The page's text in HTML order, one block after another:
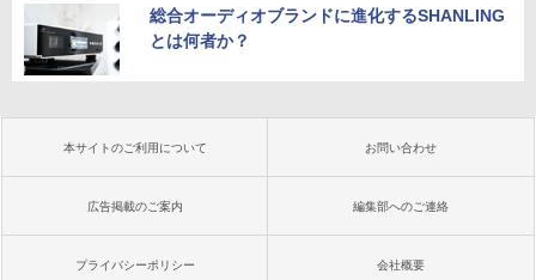
総合オーディオブランドに進化するSHANLING
とは何者か？
本サイトのご利用について お問い合わせ
広告掲載のご案内 編集部へのご連絡
プライバシーポリシー 会社概要